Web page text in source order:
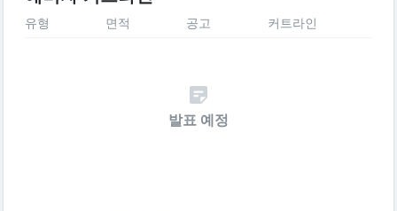
유형 면적 공고 커트라인
발표 예정